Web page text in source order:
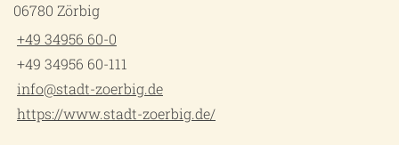
06780 Zörbig
+49 34956 60-0
+49 34956 60-111
info@stadt-zoerbig.de
https://www.stadt-zoerbig.de/